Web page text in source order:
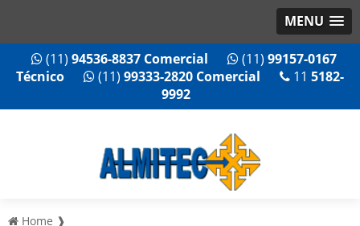
MENU
(11) 94536-8837 Comercial (11) 99157-0167
Técnico
(11) 99333-2820 Comercial 11 5182-
9992
Home ❱